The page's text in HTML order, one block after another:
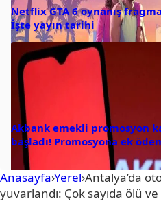
Netflix GTA 6 oynanış
İşte yayın tarihi
Akbank emekli promosyon
başladı! Promosyona ek
Anasayfa›Yerel›Antalya’da
yuvarlandı: Çok sayıda ölü